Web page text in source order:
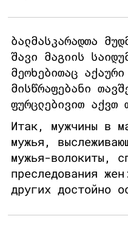
ბალმასკარადთა
შავი მაგიის
მეოხებითაც
მისწრაფებანი
ფურცლებივით აქვთ
Итак, мужчины в
мужья,
мужья-волокиты,
преследования
других достойно